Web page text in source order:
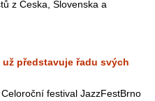
z Česka, Slovenska a
představuje řadu svých
festival JazzFestBrno